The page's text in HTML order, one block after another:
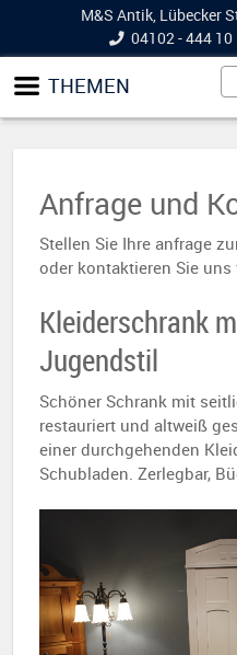
M&S Antik, Lübecker
04102 - 444 10
THEMEN
Anfrage und
Stellen Sie Ihre anfrage
oder kontaktieren Sie
Kleiderschrank
Jugendstil
Schöner Schrank mit
restauriert und altweiß
einer durchgehenden
Schubladen. Zerlegbar,